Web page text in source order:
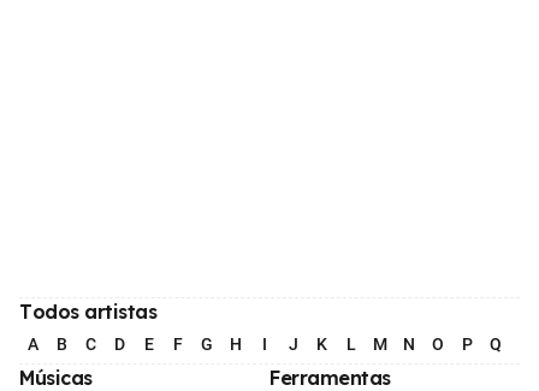
Todos artistas
A B C D E F G H I J K L M N O P Q
Músicas Ferramentas